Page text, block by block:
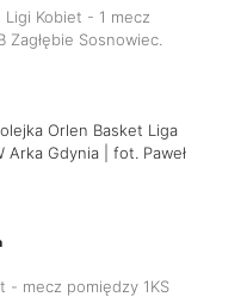
Kobiet - 1 mecz
Zagłębie Sosnowiec.
- mecz pomiędzy 1KS